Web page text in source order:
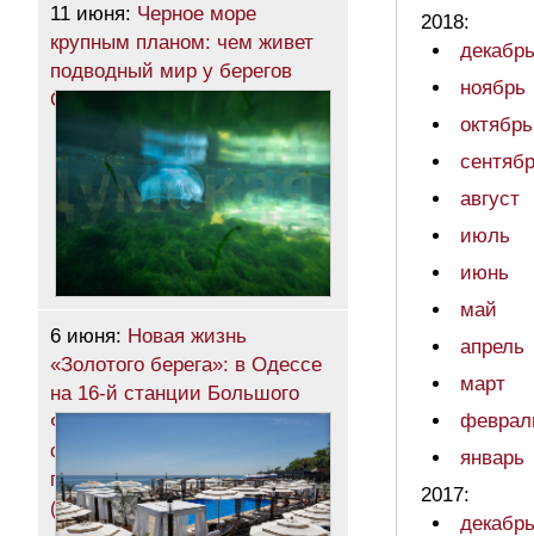
11 июня: Черное море
крупным планом: чем живет
подводный мир у берегов
Одессы (фоторепортаж)
6 июня: Новая жизнь
«Золотого берега»: в Одессе
на 16-й станции Большого
Фонтана открылся
современный семейный
пляжный комплекс
(общество)
2018:
декабрь
ноябрь
октябрь
август
июль
июнь
май
апрель
март
январь
2017:
декабрь